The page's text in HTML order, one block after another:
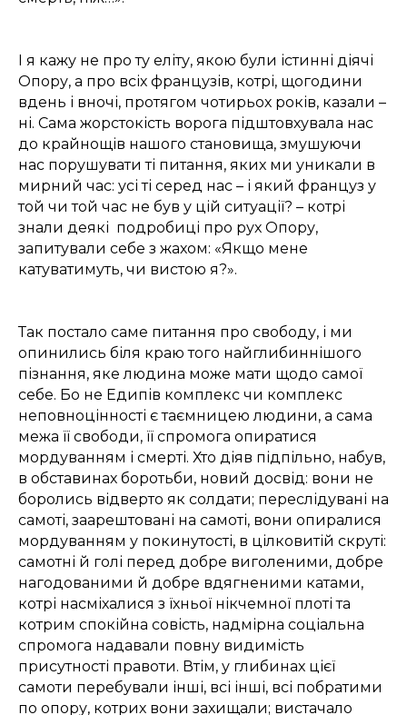
І я кажу не про ту еліту, якою були істинні діячі
Опору, а про всіх французів, котрі, щогодини
вдень і вночі, протягом чотирьох років, казали –
ні. Сама жорстокість ворога підштовхувала нас
до крайнощів нашого становища, змушуючи
нас порушувати ті питання, яких ми уникали в
мирний час: усі ті серед нас – і який француз у
той чи той час не був у цій ситуації? – котрі
знали деякі подробиці про рух Опору,
запитували себе з жахом: «Якщо мене
катуватимуть, чи вистою я?».
Так постало саме питання про свободу, і ми
опинились біля краю того найглибиннішого
пізнання, яке людина може мати щодо самої
себе. Бо не Едипів комплекс чи комплекс
неповноцінності є таємницею людини, а сама
межа її свободи, її спромога опиратися
мордуванням і смерті. Хто діяв підпільно, набув,
в обставинах боротьби, новий досвід: вони не
боролись відверто як солдати; переслідувані на
самоті, заарештовані на самоті, вони опиралися
мордуванням у покинутості, в цілковитій скруті:
самотні й голі перед добре виголеними, добре
нагодованими й добре вдягненими катами,
котрі насміхалися з їхньої нікчемної плоті та
котрим спокійна совість, надмірна соціальна
спромога надавали повну видимість
присутності правоти. Втім, у глибинах цієї
самоти перебували інші, всі інші, всі побратими
по опору, котрих вони захищали; вистачало